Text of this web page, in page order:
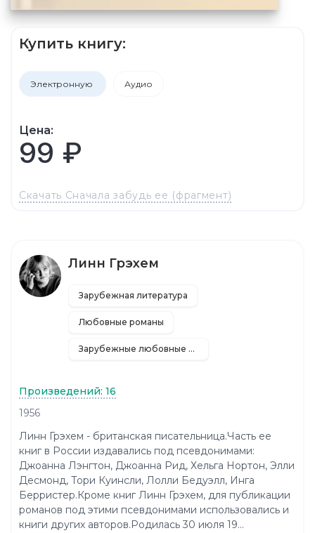
Купить книгу:
Электронную Аудио
Цена:
99 ₽
Скачать Сначала забудь ее (фрагмент)
Линн Грэхем
Зарубежная литература
Любовные романы
Зарубежные любовные романы
Произведений: 16
1956
Линн Грэхем - британская писательница.Часть ее
книг в России издавались под псевдонимами:
Джоанна Лэнгтон, Джоанна Рид, Хельга Нортон, Элли
Десмонд, Тори Куинсли, Лолли Бедуэлл, Инга
Берристер.Кроме книг Линн Грэхем, для публикации
романов под этими псевдонимами использовались и
книги других авторов.Родилась 30 июля 19...